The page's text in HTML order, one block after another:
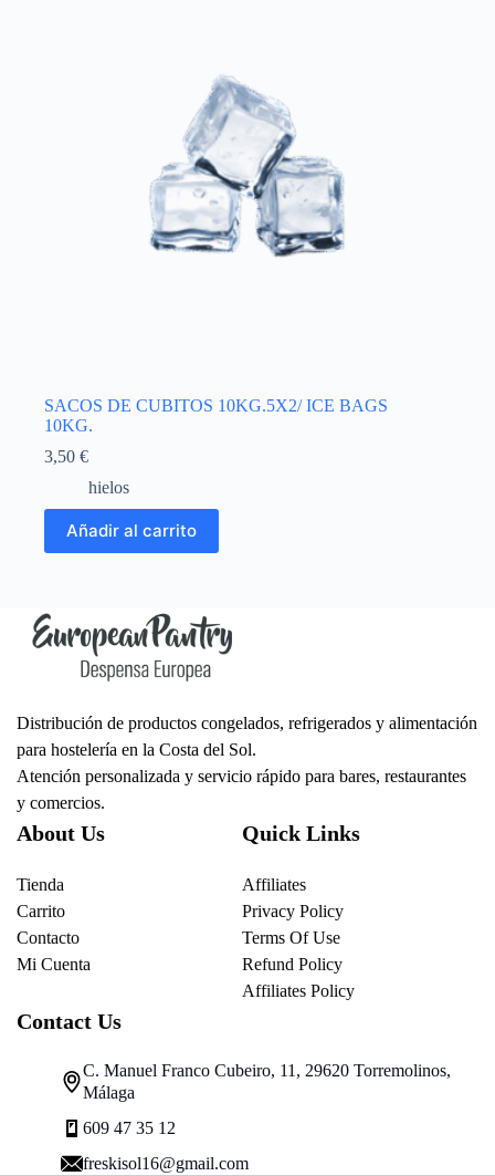
SACOS DE CUBITOS 10KG.5X2/ ICE BAGS
10KG.
3,50 €
hielos
Añadir al carrito
Distribución de productos congelados, refrigerados y alimentación
para hostelería en la Costa del Sol.
Atención personalizada y servicio rápido para bares, restaurantes
y comercios.
About Us
Tienda
Carrito
Contacto
Mi Cuenta
Quick Links
Affiliates
Privacy Policy
Terms Of Use
Refund Policy
Affiliates Policy
Contact Us
C. Manuel Franco Cubeiro, 11, 29620 Torremolinos,
Málaga
609 47 35 12
freskisol16@gmail.com